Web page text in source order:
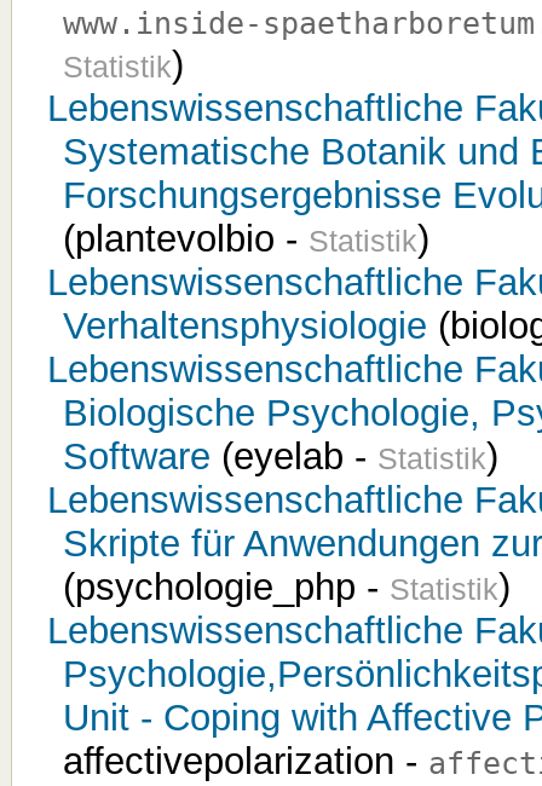
www.inside-
Statistik)
Lebenswissenschaftliche
Systematische Botanik und
Forschungsergebnisse
(plantevolbio - Statistik)
Lebenswissenschaftliche
Verhaltensphysiologie
Lebenswissenschaftliche
Biologische Psychologie,
Software (eyelab - Statistik)
Lebenswissenschaftliche
Skripte für Anwendungen
(psychologie_php - Statistik)
Lebenswissenschaftliche
Unit - Coping with Affective
affectivepolarization -